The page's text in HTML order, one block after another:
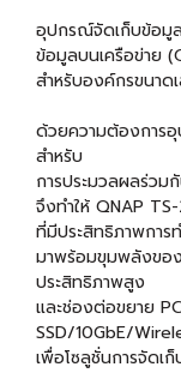
อุปกรณ์จัดเก็บข้อมู
ข้อมูลบนเครือข่าย
สำหรับองค์กรขนาด
ด้วยความต้องการ
สำหรับ
การประมวลผลร่วม
จึงทำให้ QNAP
ที่มีประสิทธิภาพการ
มาพร้อมขุมพลังขอ
ประสิทธิภาพสูง
และช่องต่อขยาย
SSD/10GbE/
เพื่อโซลูชั่นการจัดเ